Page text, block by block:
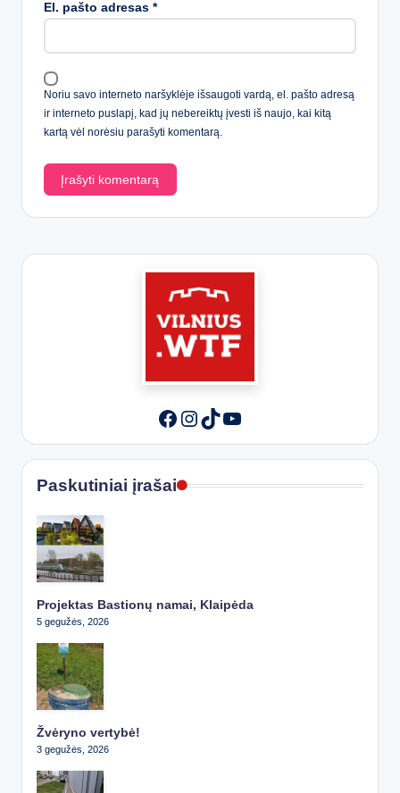
El. pašto adresas *
Noriu savo interneto naršyklėje išsaugoti vardą, el. pašto adresą
ir interneto puslapį, kad jų nebereiktų įvesti iš naujo, kai kitą
kartą vėl norėsiu parašyti komentarą.
Facebook
Instagram
TikTokYouTube
Paskutiniai įrašai
Projektas Bastionų namai, Klaipėda
5 gegužės, 2026
Žvėryno vertybė!
3 gegužės, 2026